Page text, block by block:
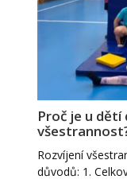
Proč je u
Rozvíjení
důvodů: 1.